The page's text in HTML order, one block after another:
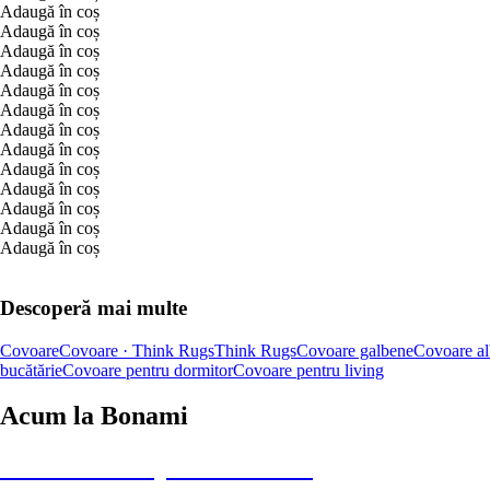
Adaugă în coș
Adaugă în coș
Adaugă în coș
Adaugă în coș
Adaugă în coș
Adaugă în coș
Adaugă în coș
Adaugă în coș
Adaugă în coș
Adaugă în coș
Adaugă în coș
Adaugă în coș
Adaugă în coș
Descoperă mai multe
CovoareCovoare · Think RugsThink RugsCovoare galbeneCovoare
bucătărieCovoare pentru dormitorCovoare pentru living
Acum la Bonami